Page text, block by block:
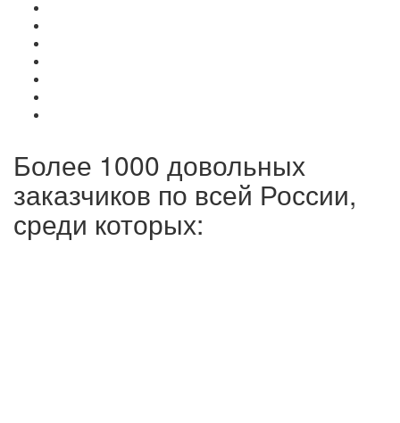
Более 1000 довольных
заказчиков по всей России,
среди которых: